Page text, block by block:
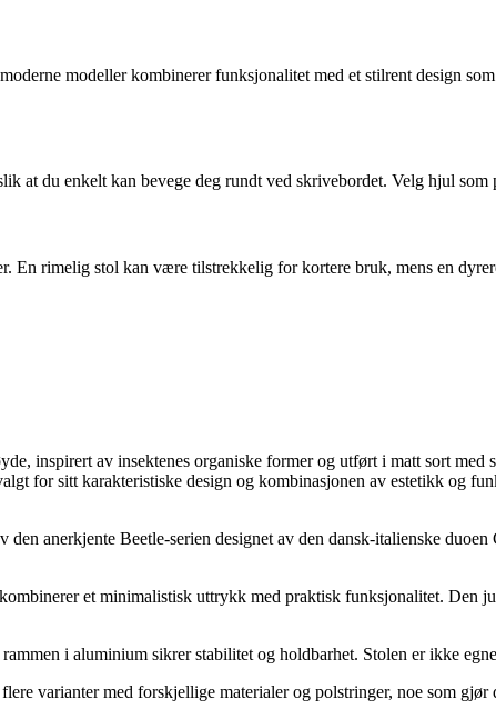
modeller kombinerer funksjonalitet med et stilrent design
at du enkelt kan bevege deg rundt ved skrivebordet. Velg hjul
En rimelig stol kan være tilstrekkelig for kortere bruk, mens en
inspirert av insektenes organiske former og utført i matt sort med
for sitt karakteristiske design og kombinasjonen av estetikk og
anerkjente Beetle-serien designet av den dansk-italienske
et minimalistisk uttrykk med praktisk funksjonalitet. Den
i aluminium sikrer stabilitet og holdbarhet. Stolen er ikke
varianter med forskjellige materialer og polstringer, noe som